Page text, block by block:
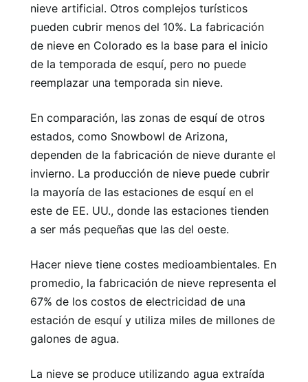
nieve artificial. Otros complejos turísticos
pueden cubrir menos del 10%. La fabricación
de nieve en Colorado es la base para el inicio
de la temporada de esquí, pero no puede
reemplazar una temporada sin nieve.
En comparación, las zonas de esquí de otros
estados, como Snowbowl de Arizona,
dependen de la fabricación de nieve durante el
invierno. La producción de nieve puede cubrir
la mayoría de las estaciones de esquí en el
este de EE. UU., donde las estaciones tienden
a ser más pequeñas que las del oeste.
Hacer nieve tiene costes medioambientales. En
promedio, la fabricación de nieve representa el
67% de los costos de electricidad de una
estación de esquí y utiliza miles de millones de
galones de agua.
La nieve se produce utilizando agua extraída